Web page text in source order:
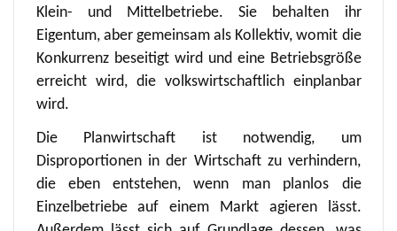
Klein- und Mittelbetriebe. Sie behalten ihr
Eigentum, aber gemeinsam als Kollektiv, womit die
Konkurrenz beseitigt wird und eine Betriebsgröße
erreicht wird, die volkswirtschaftlich einplanbar
wird.
Die Planwirtschaft ist notwendig, um
Disproportionen in der Wirtschaft zu verhindern,
die eben entstehen, wenn man planlos die
Einzelbetriebe auf einem Markt agieren lässt.